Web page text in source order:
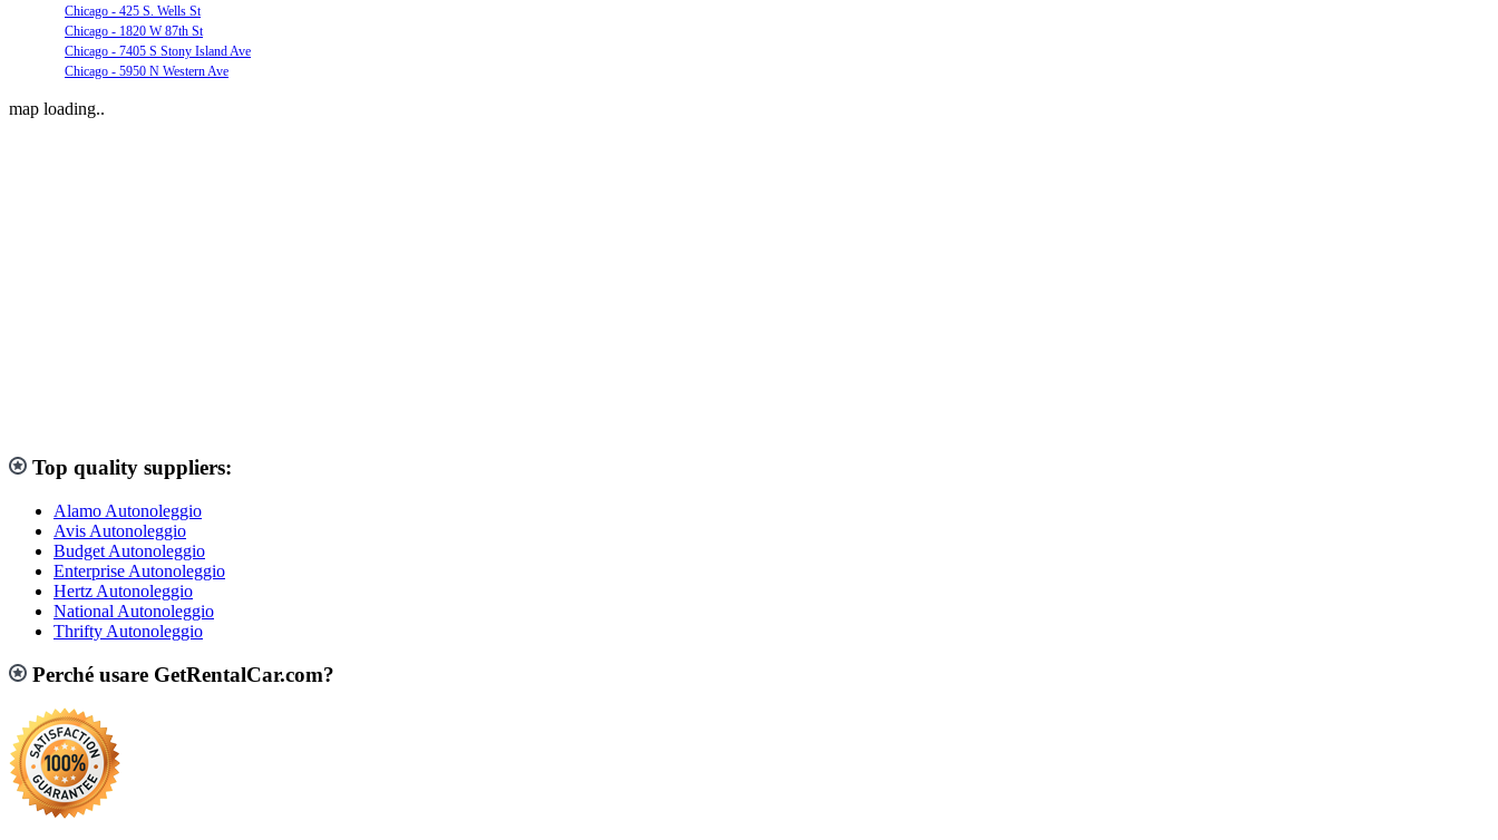
Chicago - 425 S. Wells St
Chicago - 1820 W 87th St
Chicago - 7405 S Stony Island Ave
Chicago - 5950 N Western Ave
map loading..
Top quality suppliers:
Alamo Autonoleggio
Avis Autonoleggio
Budget Autonoleggio
Enterprise Autonoleggio
Hertz Autonoleggio
National Autonoleggio
Thrifty Autonoleggio
Perché usare GetRentalCar.com?